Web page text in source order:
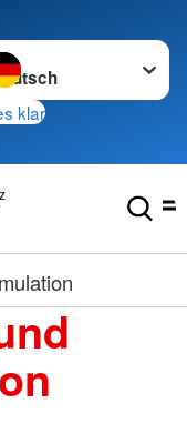
wechseln zu
klar